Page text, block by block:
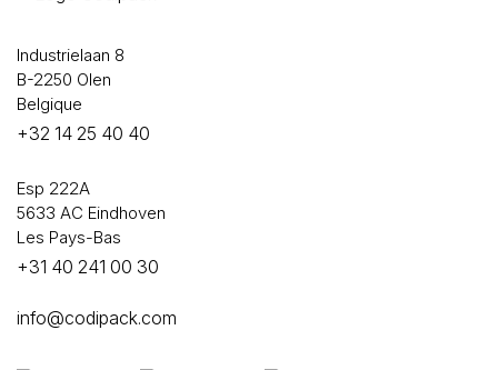
Industrielaan 8
B-2250 Olen
Belgique
+32 14 25 40 40
Esp 222A
5633 AC Eindhoven
Les Pays-Bas
+31 40 241 00 30
info@codipack.com